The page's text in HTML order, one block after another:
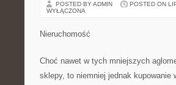
POSTED BY ADMIN POSTED ON
WYŁĄCZONA
Nieruchomość
Choć nawet w tych mniejszych
sklepy, to niemniej jednak kupowanie